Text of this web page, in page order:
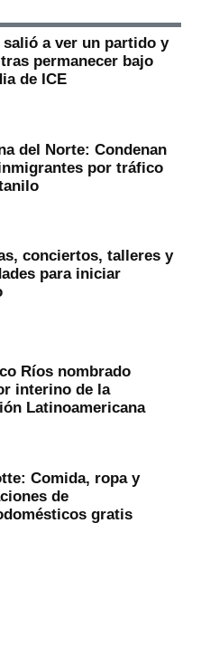
a ver un partido y
permanecer bajo
de ICE
del Norte: Condenan
por tráfico
conciertos, talleres y
para iniciar
Ríos nombrado
interino de la
Latinoamericana
Comida, ropa y
de
gratis